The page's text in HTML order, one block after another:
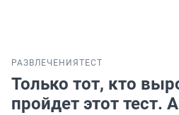
РАЗВЛЕЧЕНИЯ ТЕСТ
Только тот, кто
пройдет этот тест.